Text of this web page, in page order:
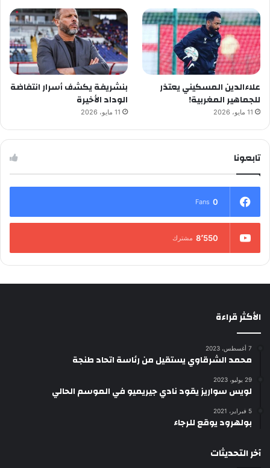
علاءالدين المسكيني يعتذر
للجماهير المغربية!
11 مايو، 2026
بنشريفة يكشف أسرار انتفاضة
الوداد الأخيرة
11 مايو، 2026
تابعونا
0
Fans
8٬550 مشترك
الأكثر قراءة
7 أغسطس، 2023
محمد الشرقاوي يستقيل من رئاسة اتحاد طنجة
29 يوليو، 2023
لويس سواريز يقود نادي جيريميو في الموسم الحالي
5 فبراير، 2021
بولهرود يوقع للرجاء
آخر التحديثات